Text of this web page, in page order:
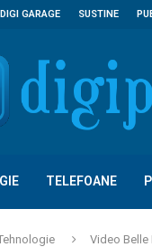
DIGI GARAGE SUSTINE
TELEFOANE
Video Belle